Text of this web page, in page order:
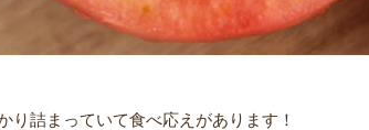
り詰まっていて食べ応えがあります！